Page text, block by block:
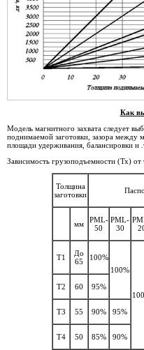
Как
Модель магнитного захвата следует
поднимаемой заготовки, зазора между
площади удерживания, балансировки и
Зависимость грузоподъемности (Тх) от
Толщина
заготовки
мм
PML-
50
PML-
30
Т1
До
65
100%
100%
Т2 60 95%
Т3 55 90% 95%
Т4 50 85% 90%